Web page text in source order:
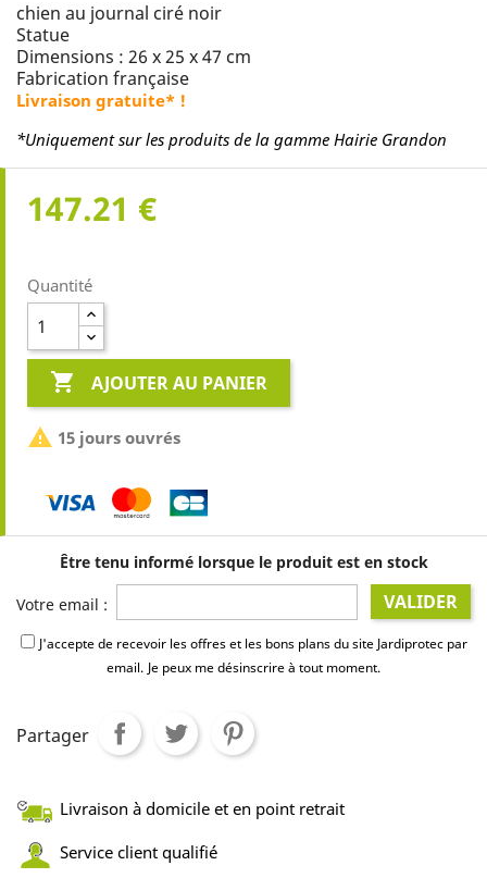
chien au journal ciré noir
Statue
Dimensions : 26 x 25 x 47 cm
Fabrication française
Livraison gratuite* !
*Uniquement sur les produits de la gamme Hairie Grandon
147.21 €
Quantité
 AJOUTER AU PANIER
 15 jours ouvrés
Être tenu informé lorsque le produit est en stock
Votre email : VALIDER
J'accepte de recevoir les offres et les bons plans du site Jardiprotec par
email. Je peux me désinscrire à tout moment.
Partager
Livraison à domicile et en point retrait
Service client qualifié